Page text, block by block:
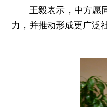
王毅表示，中方愿
力，并推动形成更广泛